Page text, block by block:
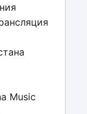
Music